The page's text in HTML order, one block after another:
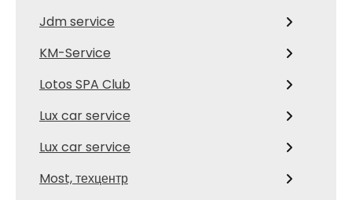
Jdm service
KM-Service
Lotos SPA Club
Lux car service
Lux car service
Most, техцентр